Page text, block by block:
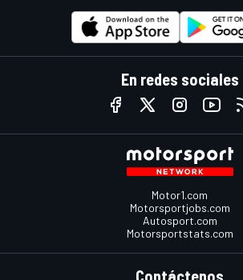
En redes sociales
Motor1.com
Motorsportjobs.com
Autosport.com
Motorsportstats.com
Contáctenos